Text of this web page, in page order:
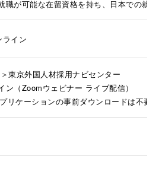
職が可能な在留資格を持ち、日本での就
イン
東京外国人材採用ナビセンター
（Zoomウェビナー ライブ配信）
リケーションの事前ダウンロードは不要